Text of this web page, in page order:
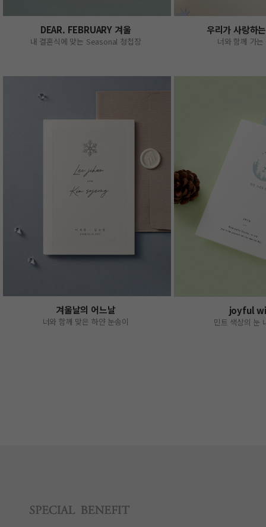
DEAR. FEBRUARY 겨울
내 결혼식에 맞는 Seasonal 청첩장
우리가 사랑하
너와 함께 가
겨울날의 어느날
너와 함께 맞은 하얀 눈송이
joyful
민트 색상의 눈